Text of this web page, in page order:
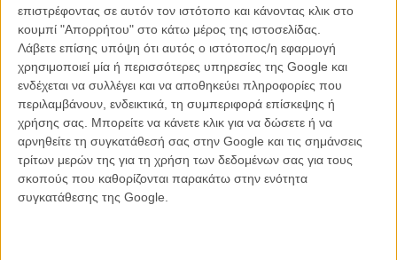
επιστρέφοντας σε αυτόν τον ιστότοπο και κάνοντας κλικ στο
κουμπί "Απορρήτου" στο κάτω μέρος της ιστοσελίδας.
Λάβετε επίσης υπόψη ότι αυτός ο ιστότοπος/η εφαρμογή
χρησιμοποιεί μία ή περισσότερες υπηρεσίες της Google και
ενδέχεται να συλλέγει και να αποθηκεύει πληροφορίες που
περιλαμβάνουν, ενδεικτικά, τη συμπεριφορά επίσκεψης ή
χρήσης σας. Μπορείτε να κάνετε κλικ για να δώσετε ή να
αρνηθείτε τη συγκατάθεσή σας στην Google και τις σημάνσεις
τρίτων μερών της για τη χρήση των δεδομένων σας για τους
σκοπούς που καθορίζονται παρακάτω στην ενότητα
συγκατάθεσης της Google.
Βιμ Βέντερς
Συνέντευξη
CONNECT
Εγγράψου στο εβδομαδιαίο newsletter μας.